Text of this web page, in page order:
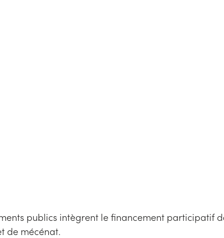
publics intègrent le financement participatif
de mécénat.